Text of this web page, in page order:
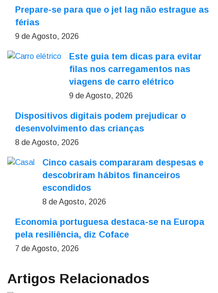
Prepare-se para que o jet lag não estrague as
férias
9 de Agosto, 2026
Este guia tem dicas para evitar
filas nos carregamentos nas
viagens de carro elétrico
9 de Agosto, 2026
Dispositivos digitais podem prejudicar o
desenvolvimento das crianças
8 de Agosto, 2026
Cinco casais compararam despesas e
descobriram hábitos financeiros
escondidos
8 de Agosto, 2026
Economia portuguesa destaca-se na Europa
pela resiliência, diz Coface
7 de Agosto, 2026
Artigos Relacionados